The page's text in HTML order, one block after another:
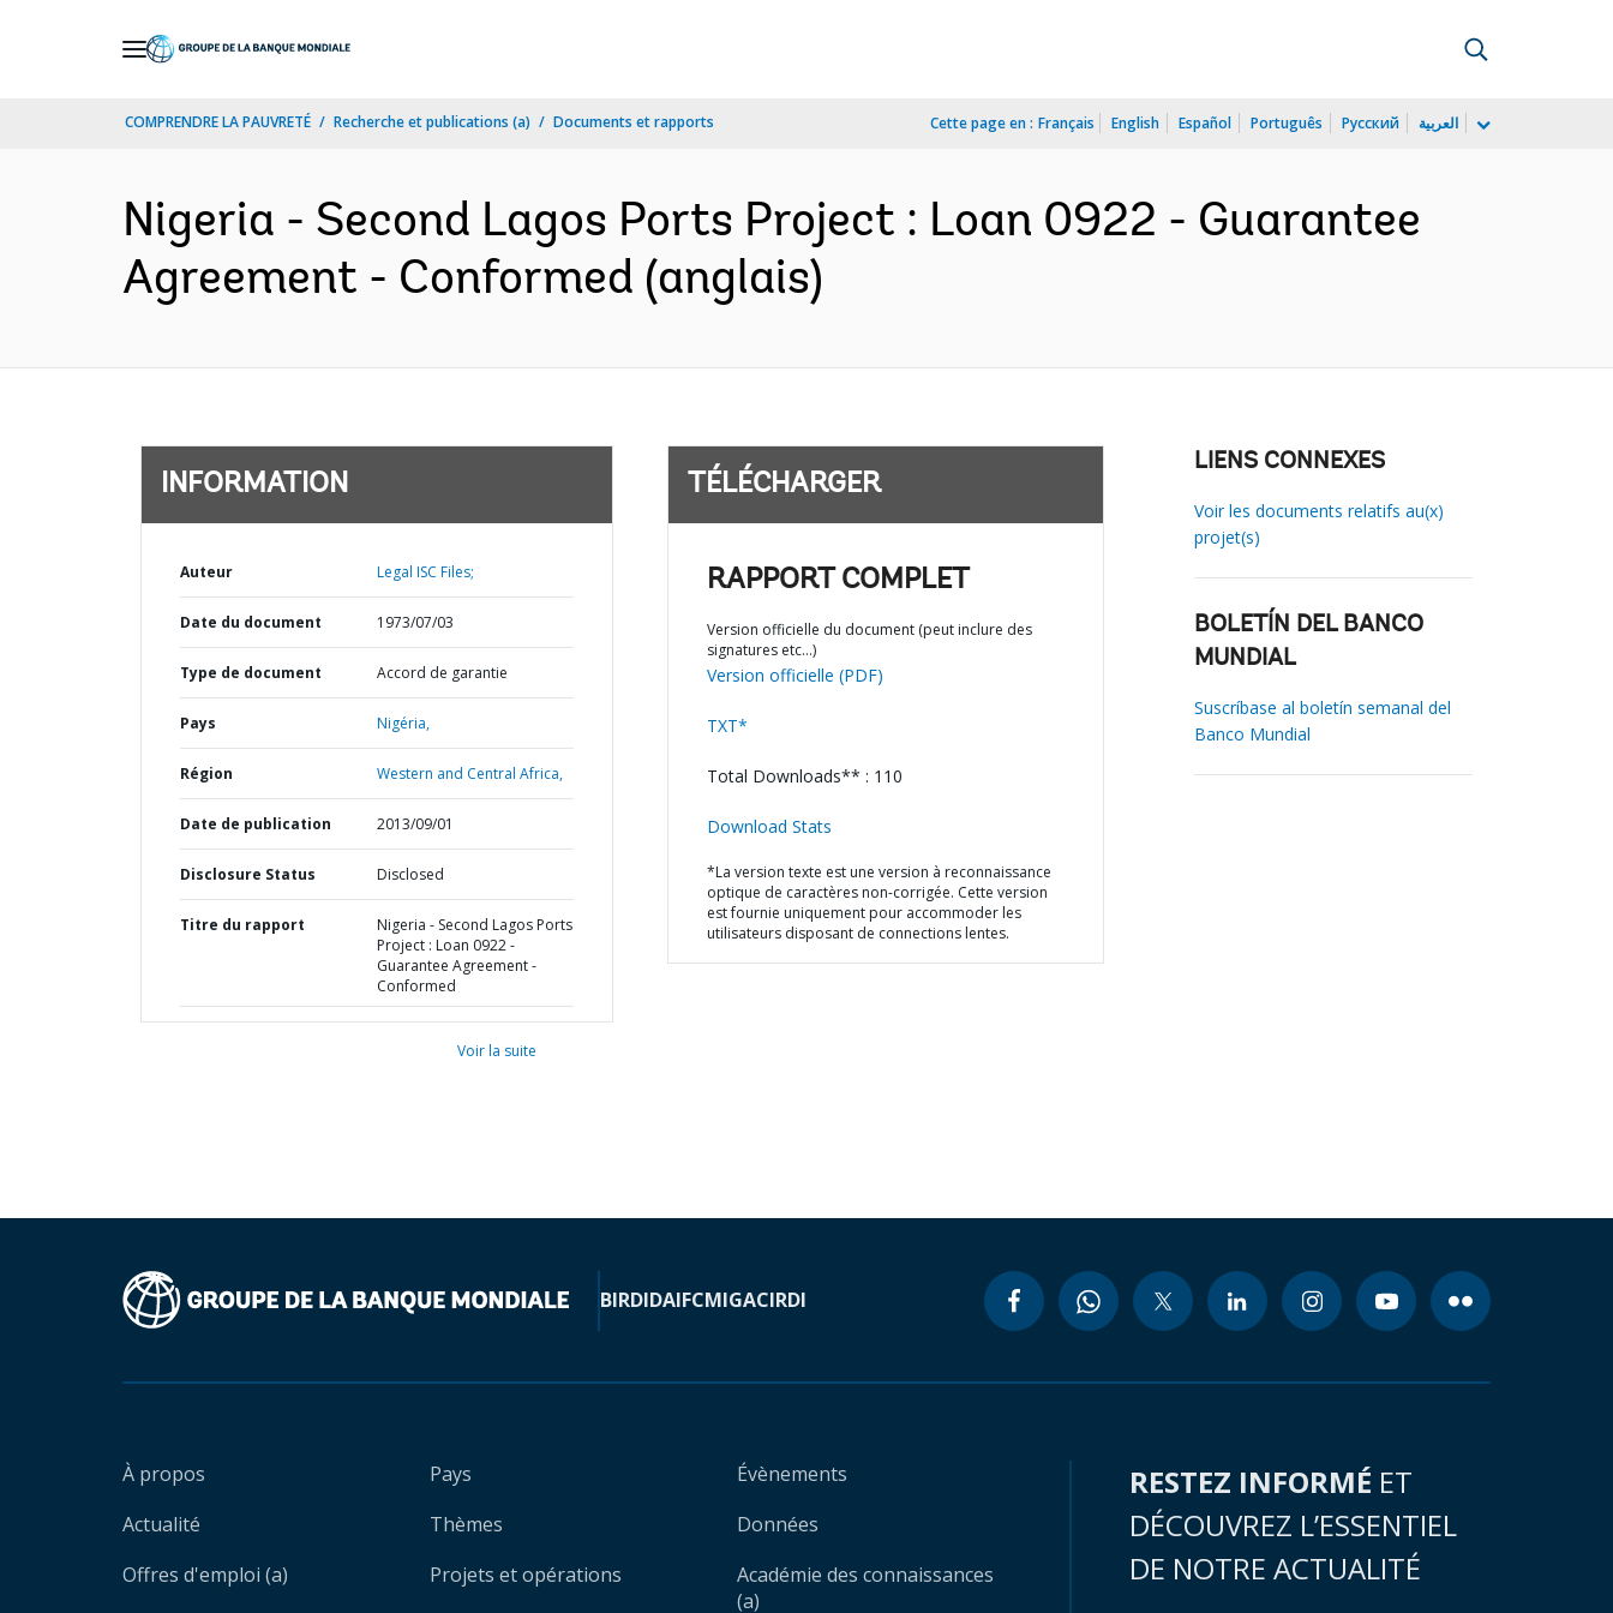
COMPRENDRE LA PAUVRETÉ Recherche et publications (a) Documents et rapports Cette page en : Français English Español Português Русский العربية
Nigeria - Second Lagos Ports Project : Loan 0922 - Guarantee
Agreement - Conformed (anglais)
INFORMATION
Auteur Legal ISC Files;
Date du document 1973/07/03
Type de document Accord de garantie
Pays Nigéria,
Région Western and Central Africa,
Date de publication 2013/09/01
Disclosure Status Disclosed
Titre du rapport
Nigeria - Second Lagos Ports
Project : Loan 0922 -
Guarantee Agreement -
Conformed
Voir la suite
TÉLÉCHARGER
RAPPORT COMPLET
Version officielle du document (peut inclure des
signatures etc…)
Version officielle (PDF)
TXT*
Total Downloads** : 110
Download Stats
*La version texte est une version à reconnaissance
optique de caractères non-corrigée. Cette version
est fournie uniquement pour accommoder les
utilisateurs disposant de connections lentes.
LIENS CONNEXES
Voir les documents relatifs au(x)
projet(s)
BOLETÍN DEL BANCO
MUNDIAL
Suscríbase al boletín semanal del
Banco Mundial
BIRDIDAIFCMIGACIRDI
À propos
Actualité
Offres d'emploi (a)
Pays
Thèmes
Projets et opérations
Évènements
Données
Académie des connaissances
(a)
RESTEZ INFORMÉ ET
DÉCOUVREZ L’ESSENTIEL
DE NOTRE ACTUALITÉ